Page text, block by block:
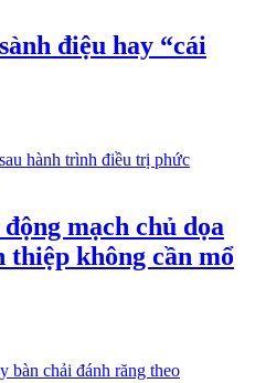
điệu hay “cái
mạch chủ dọa
thiệp không cần mổ